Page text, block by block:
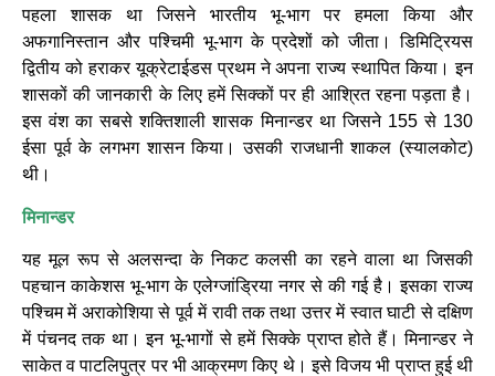
पहला शासक था जिसने भारतीय भू-भाग पर हमला किया और
अफगानिस्तान और पश्चिमी भू-भाग के प्रदेशों को जीता। डिमिट्रियस
द्वितीय को हराकर यूक्रेटाईडस प्रथम ने अपना राज्य स्थापित किया। इन
शासकों की जानकारी के लिए हमें सिक्कों पर ही आश्रित रहना पड़ता है।
इस वंश का सबसे शक्तिशाली शासक मिनान्डर था जिसने 155 से 130
ईसा पूर्व के लगभग शासन किया। उसकी राजधानी शाकल (स्यालकोट)
थी।
मिनान्डर
यह मूल रूप से अलसन्दा के निकट कलसी का रहने वाला था जिसकी
पहचान काकेशस भू-भाग के एलेग्जांड्रिया नगर से की गई है। इसका राज्य
पश्चिम में अराकोशिया से पूर्व में रावी तक तथा उत्तर में स्वात घाटी से दक्षिण
में पंचनद तक था। इन भू-भागों से हमें सिक्के प्राप्त होते हैं। मिनान्डर ने
साकेत व पाटलिपुत्र पर भी आक्रमण किए थे। इसे विजय भी प्राप्त हुई थी